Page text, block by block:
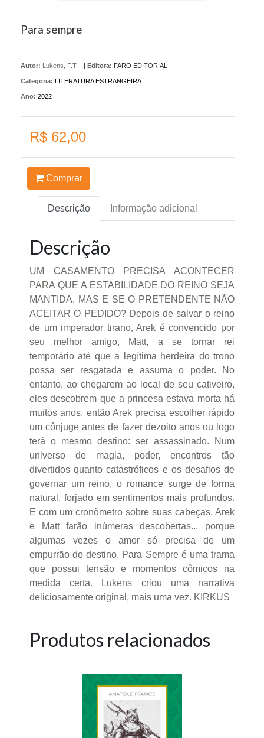
Para sempre
Autor: Lukens, F.T. | Editora: FARO EDITORIAL
Categoria: LITERATURA ESTRANGEIRA
Ano: 2022
R$ 62,00
Comprar
Descrição Informação adicional
Descrição
UM CASAMENTO PRECISA ACONTECER
PARA QUE A ESTABILIDADE DO REINO SEJA
MANTIDA. MAS E SE O PRETENDENTE NÃO
ACEITAR O PEDIDO? Depois de salvar o reino
de um imperador tirano, Arek é convencido por
seu melhor amigo, Matt, a se tornar rei
temporário até que a legítima herdeira do trono
possa ser resgatada e assuma o poder. No
entanto, ao chegarem ao local de seu cativeiro,
eles descobrem que a princesa estava morta há
muitos anos, então Arek precisa escolher rápido
um cônjuge antes de fazer dezoito anos ou logo
terá o mesmo destino: ser assassinado. Num
universo de magia, poder, encontros tão
divertidos quanto catastróficos e os desafios de
governar um reino, o romance surge de forma
natural, forjado em sentimentos mais profundos.
E com um cronômetro sobre suas cabeças, Arek
e Matt farão inúmeras descobertas... porque
algumas vezes o amor só precisa de um
empurrão do destino. Para Sempre é uma trama
que possui tensão e momentos cômicos na
medida certa. Lukens criou uma narrativa
deliciosamente original, mais uma vez. KIRKUS
Produtos relacionados